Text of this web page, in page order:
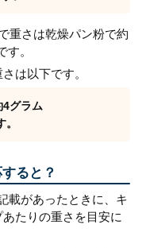
重さは乾燥パン粉で約
。
は以下です。
4グラム
ると？
載があったときに、キ
たりの重さを目安に